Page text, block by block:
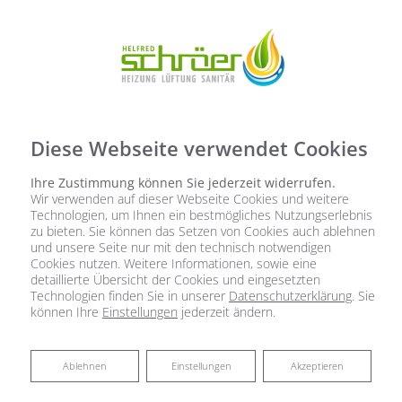
Diese Webseite verwendet Cookies
Ihre Zustimmung können Sie jederzeit widerrufen.
Wir verwenden auf dieser Webseite Cookies und weitere
Technologien, um Ihnen ein bestmögliches Nutzungserlebnis
zu bieten. Sie können das Setzen von Cookies auch ablehnen
und unsere Seite nur mit den technisch notwendigen
Cookies nutzen. Weitere Informationen, sowie eine
detaillierte Übersicht der Cookies und eingesetzten
Technologien finden Sie in unserer Datenschutzerklärung. Sie
können Ihre Einstellungen jederzeit ändern.
Akzeptieren
Einstellungen
Ablehnen
Ablehnen